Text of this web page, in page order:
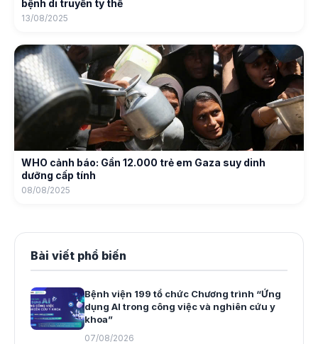
bệnh di truyền ty thể
13/08/2025
WHO cảnh báo: Gần 12.000 trẻ em Gaza suy dinh
dưỡng cấp tính
08/08/2025
Bài viết phổ biến
Bệnh viện 199 tổ chức Chương trình “Ứng
dụng AI trong công việc và nghiên cứu y
khoa”
07/08/2026